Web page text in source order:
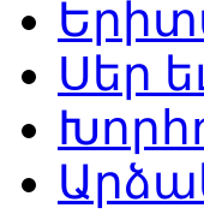
Սեր